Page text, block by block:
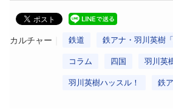
カルチャー 鉄道 鉄アナ・羽川英樹
コラム 四国 羽川英
羽川英樹ハッスル！ 鉄